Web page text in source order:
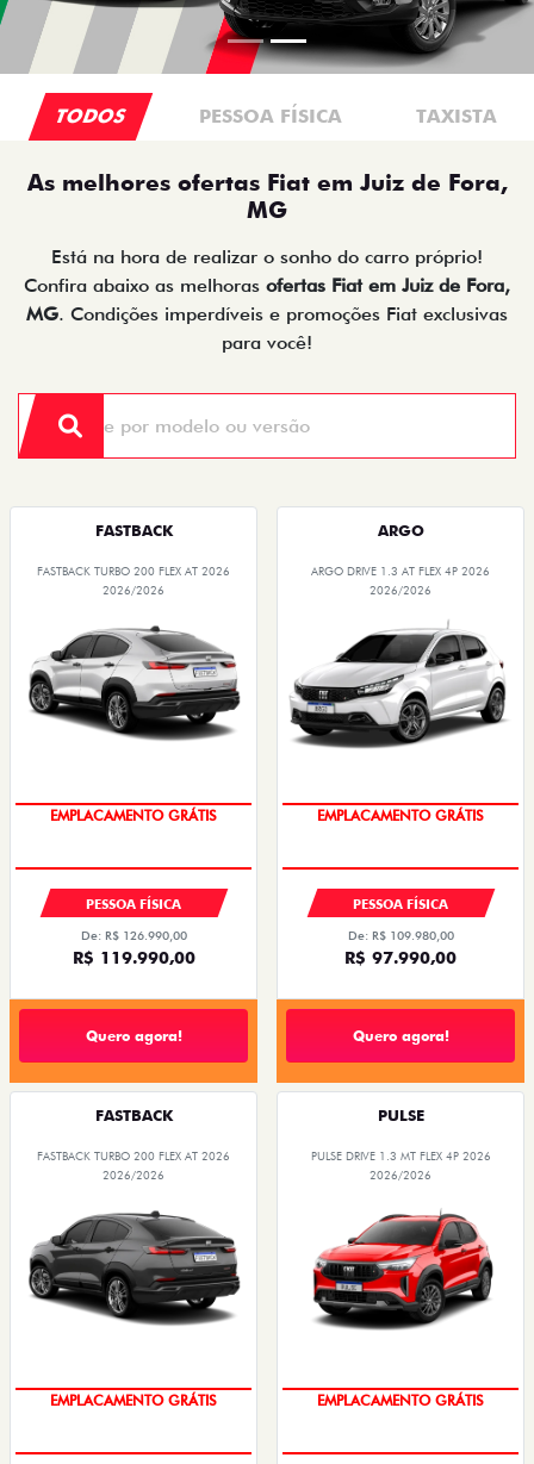
TODOS PESSOA FÍSICA TAXISTA
As melhores ofertas Fiat em Juiz de Fora,
MG
Está na hora de realizar o sonho do carro próprio!
Confira abaixo as melhoras ofertas Fiat em Juiz de Fora,
MG. Condições imperdíveis e promoções Fiat exclusivas
para você!
FASTBACK
FASTBACK TURBO 200 FLEX AT 2026
2026/2026
OPORTUNIDADE
PESSOA FÍSICA
De: R$ 126.990,00
R$ 119.990,00
Quero agora!
ARGO
ARGO DRIVE 1.3 AT FLEX 4P 2026
2026/2026
OPORTUNIDADE
PESSOA FÍSICA
De: R$ 109.980,00
R$ 97.990,00
Quero agora!
FASTBACK
FASTBACK TURBO 200 FLEX AT 2026
2026/2026
OPORTUNIDADE
PULSE
PULSE DRIVE 1.3 MT FLEX 4P 2026
2026/2026
OPORTUNIDADE